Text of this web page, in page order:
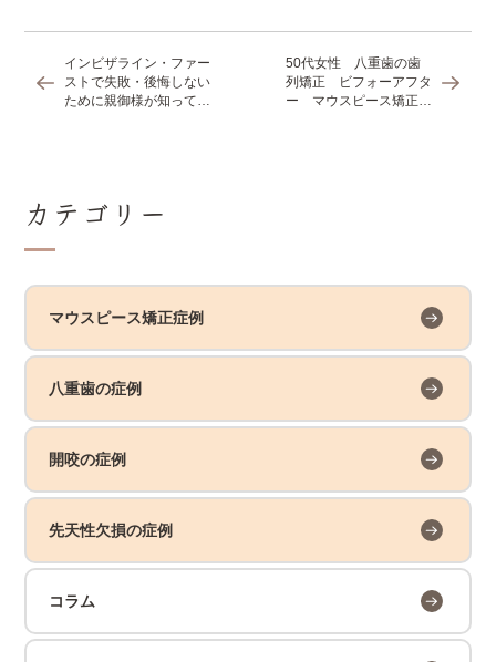
インビザライン・ファー
ストで失敗・後悔しない
ために親御様が知ってお
50代女性 八重歯の歯
列矯正 ビフォーアフタ
ー マウスピース矯正で
カテゴリー
マウスピース矯正症例
八重歯の症例
開咬の症例
先天性欠損の症例
コラム